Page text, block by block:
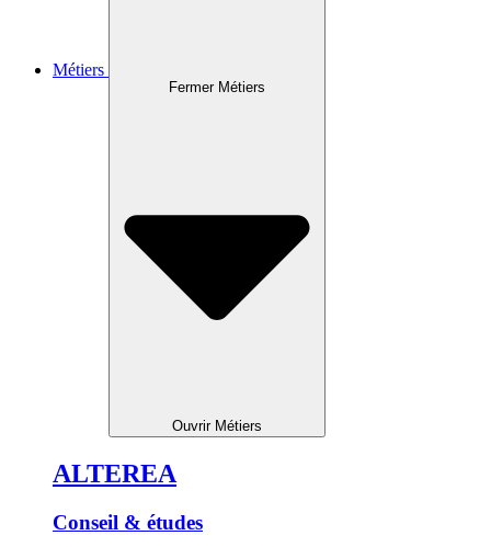
Métiers
Fermer Métiers
Ouvrir Métiers
ALTEREA
Conseil & études